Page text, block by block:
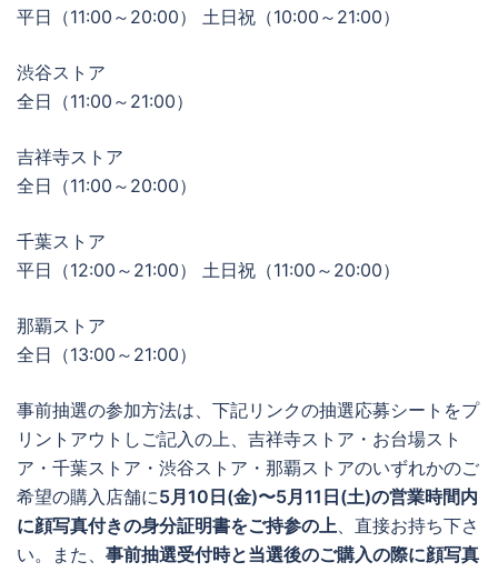
平日（11:00～20:00） 土日祝（10:00～21:00）
渋谷ストア
全日（11:00～21:00）
吉祥寺ストア
全日（11:00～20:00）
千葉ストア
平日（12:00～21:00） 土日祝（11:00～20:00）
那覇ストア
全日（13:00～21:00）
事前抽選の参加方法は、下記リンクの抽選応募シートをプ
リントアウトしご記入の上、吉祥寺ストア・お台場スト
ア・千葉ストア・渋谷ストア・那覇ストアのいずれかのご
希望の購入店舗に5月10日(金)〜5月11日(土)の営業時間内
に顔写真付きの身分証明書をご持参の上、直接お持ち下さ
い。また、 事前抽選受付時と当選後のご購入の際に顔写真